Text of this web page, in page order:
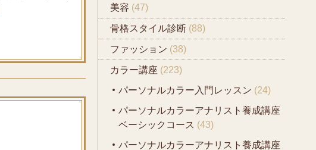
美容 (47)
骨格スタイル診断 (88)
ファッション (38)
カラー講座 (223)
パーソナルカラー入門レッスン (24)
パーソナルカラーアナリスト養成講座
ベーシックコース (43)
パーソナルカラーアナリスト養成講座